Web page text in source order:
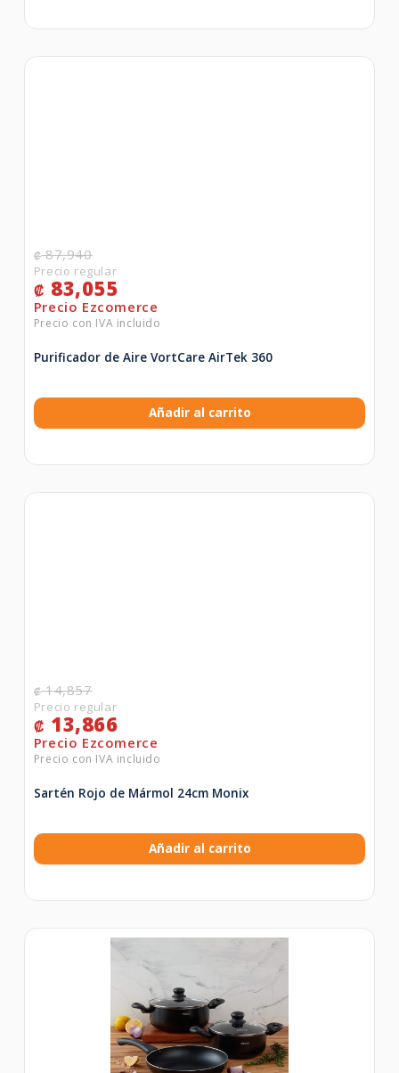
₡87,940
₡ 83,055
Purificador de Aire VortCare AirTek 360
Añadir al carrito
₡14,857
₡ 13,866
Sartén Rojo de Mármol 24cm Monix
Añadir al carrito